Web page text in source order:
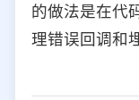
的做法是在代
理错误回调和